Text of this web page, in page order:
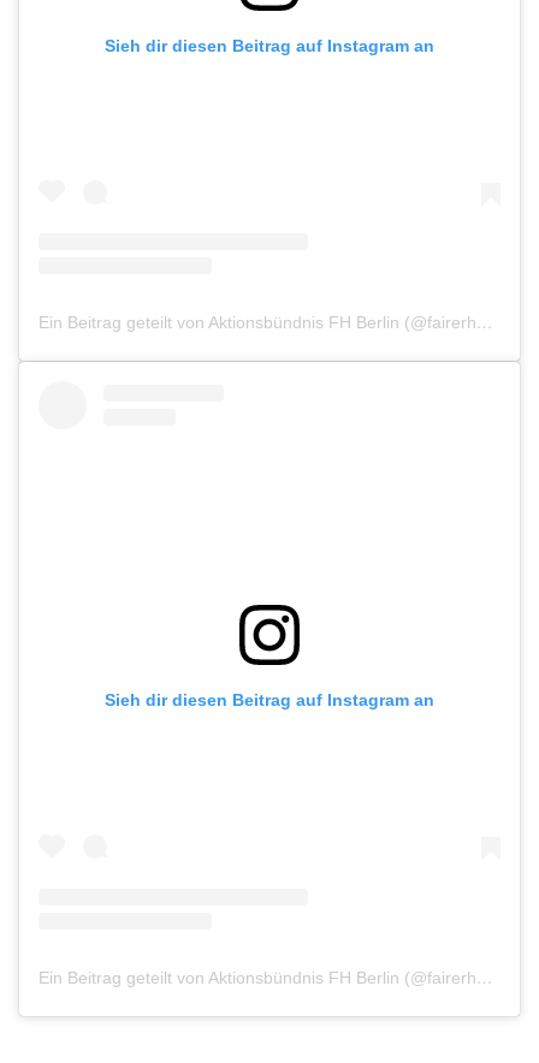
Sieh dir diesen Beitrag auf Instagram an
Ein Beitrag geteilt von Aktionsbündnis FH Berlin (@fairerhandelberlin)
Sieh dir diesen Beitrag auf Instagram an
Ein Beitrag geteilt von Aktionsbündnis FH Berlin (@fairerhandelberlin)